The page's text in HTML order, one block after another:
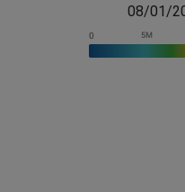
08/01/